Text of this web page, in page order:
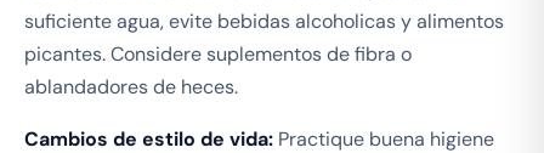
suficiente agua, evite bebidas alcoholicas y alimentos
picantes. Considere suplementos de fibra o
ablandadores de heces.
Cambios de estilo de vida: Practique buena higiene